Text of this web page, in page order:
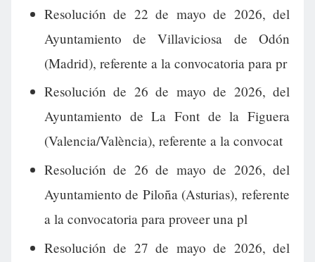
Resolución de 22 de mayo de 2026, del
Ayuntamiento de Villaviciosa de Odón
(Madrid), referente a la convocatoria para pr
Resolución de 26 de mayo de 2026, del
Ayuntamiento de La Font de la Figuera
(Valencia/València), referente a la convocat
Resolución de 26 de mayo de 2026, del
Ayuntamiento de Piloña (Asturias), referente
a la convocatoria para proveer una pl
Resolución de 27 de mayo de 2026, del